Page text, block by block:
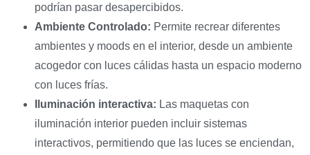
podrían pasar desapercibidos.
Ambiente Controlado: Permite recrear diferentes
ambientes y moods en el interior, desde un ambiente
acogedor con luces cálidas hasta un espacio moderno
con luces frías.
Iluminación interactiva: Las maquetas con
iluminación interior pueden incluir sistemas
interactivos, permitiendo que las luces se enciendan,